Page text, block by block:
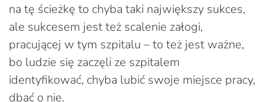
na tę ścieżkę to chyba taki największy sukces,
ale sukcesem jest też scalenie załogi,
pracującej w tym szpitalu – to też jest ważne,
bo ludzie się zaczęli ze szpitalem
identyfikować, chyba lubić swoje miejsce pracy,
dbać o nie.